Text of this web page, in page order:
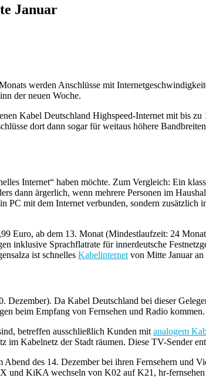
Januar
werden Anschlüsse mit
der neuen Woche.
Kabel Deutschland Highspeed-Internet mit bis
dort dann sogar für weitaus höhere
Internet“ haben möchte. Zum Vergleich: Ein
dann ärgerlich, wenn mehrere Personen im
mit dem Internet verbunden, sondern
Euro, ab dem 13. Monat (Mindestlaufzeit: 24
inklusive Sprachflatrate für innerdeutsche
ist schnelles Kabelinternet von Mitte Januar
Da Kabel Deutschland bei dieser
beim Empfang von Fernsehen und Radio
betreffen ausschließlich Kunden mit analogem
im Kabelnetz der Stadt räumen. Diese TV-Sender
des 14. Dezember bei ihren Fernsehern und
und KiKA wechseln von K02 auf K21, hr-